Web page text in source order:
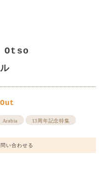
Arabia 13周年記念特集
い合わせる